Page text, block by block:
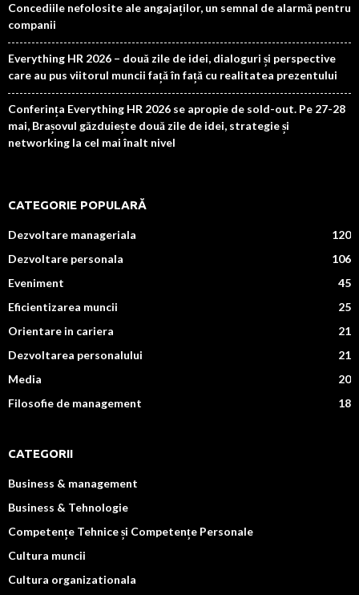
Concediile nefolosite ale angajaților, un semnal de alarmă pentru
companii
Everything HR 2026 – două zile de idei, dialoguri și perspective
care au pus viitorul muncii față în față cu realitatea prezentului
Conferința Everything HR 2026 se apropie de sold-out. Pe 27-28
mai, Brașovul găzduiește două zile de idei, strategie și
networking la cel mai înalt nivel
CATEGORIE POPULARĂ
Dezvoltare manageriala
120
Dezvoltare personala
106
Eveniment
45
Eficientizarea muncii
25
Orientare in cariera
21
Dezvoltarea personalului
21
Media
20
Filosofie de management
18
CATEGORII
Business & management
Business & Tehnologie
Competențe Tehnice și Competențe Personale
Cultura muncii
Cultura organizationala